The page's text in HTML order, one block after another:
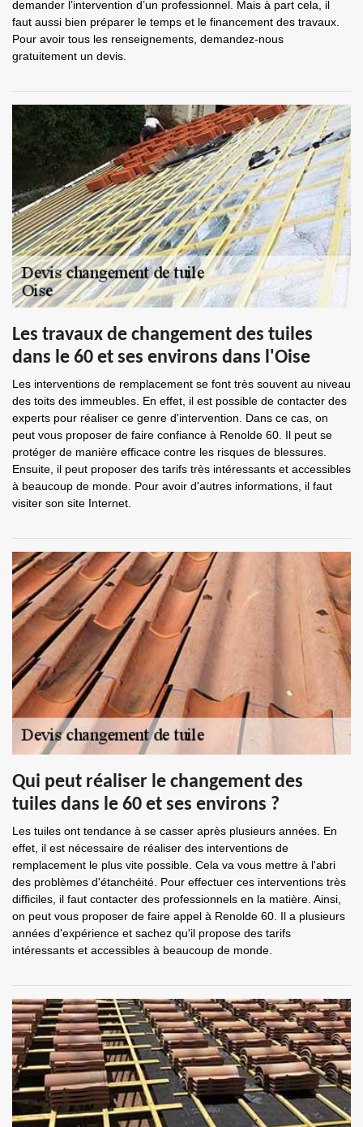
demander l’intervention d’un professionnel. Mais à part cela, il
faut aussi bien préparer le temps et le financement des travaux.
Pour avoir tous les renseignements, demandez-nous
gratuitement un devis.
Les travaux de changement des tuiles
dans le 60 et ses environs dans l'Oise
Les interventions de remplacement se font très souvent au niveau
des toits des immeubles. En effet, il est possible de contacter des
experts pour réaliser ce genre d'intervention. Dans ce cas, on
peut vous proposer de faire confiance à Renolde 60. Il peut se
protéger de manière efficace contre les risques de blessures.
Ensuite, il peut proposer des tarifs très intéressants et accessibles
à beaucoup de monde. Pour avoir d'autres informations, il faut
visiter son site Internet.
Qui peut réaliser le changement des
tuiles dans le 60 et ses environs ?
Les tuiles ont tendance à se casser après plusieurs années. En
effet, il est nécessaire de réaliser des interventions de
remplacement le plus vite possible. Cela va vous mettre à l'abri
des problèmes d'étanchéité. Pour effectuer ces interventions très
difficiles, il faut contacter des professionnels en la matière. Ainsi,
on peut vous proposer de faire appel à Renolde 60. Il a plusieurs
années d'expérience et sachez qu'il propose des tarifs
intéressants et accessibles à beaucoup de monde.